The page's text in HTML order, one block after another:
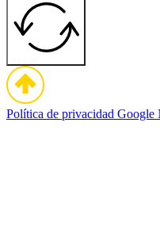
Política de privacidad Google